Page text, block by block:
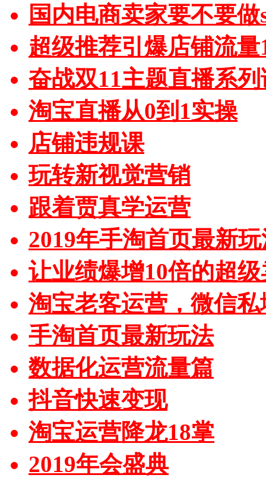
国内电商卖家要不要做
超级推荐引爆店铺流量
奋战双11主题直播系列
淘宝直播从0到1实操
店铺违规课
玩转新视觉营销
跟着贾真学运营
2019年手淘首页最新
让业绩爆增10倍的超
淘宝老客运营，微信私
手淘首页最新玩法
数据化运营流量篇
抖音快速变现
淘宝运营降龙18掌
2019年会盛典